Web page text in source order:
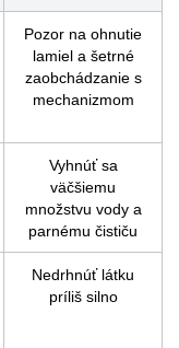
Pozor na ohnutie
lamiel a šetrné
zaobchádzanie s
mechanizmom
Vyhnúť sa
väčšiemu
množstvu vody a
parnému čističu
Nedrhnúť látku
príliš silno